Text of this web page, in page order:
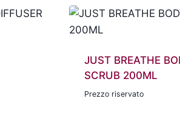
JUST BREATHE
SCRUB 200ML
Prezzo riservato